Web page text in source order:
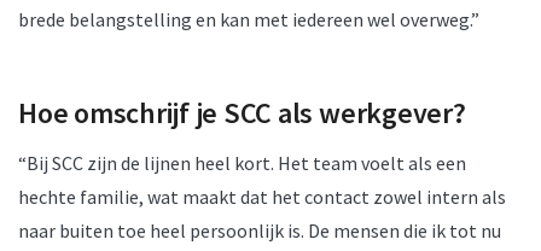
brede belangstelling en kan met iedereen wel overweg.”
Hoe omschrijf je SCC als werkgever?
“Bij SCC zijn de lijnen heel kort. Het team voelt als een
hechte familie, wat maakt dat het contact zowel intern als
naar buiten toe heel persoonlijk is. De mensen die ik tot nu